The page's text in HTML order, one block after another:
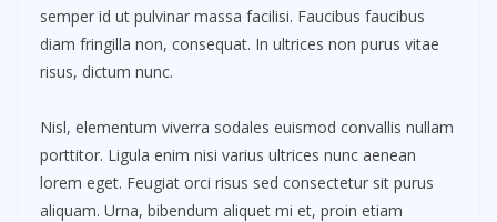
semper id ut pulvinar massa facilisi. Faucibus faucibus
diam fringilla non, consequat. In ultrices non purus vitae
risus, dictum nunc.
Nisl, elementum viverra sodales euismod convallis nullam
porttitor. Ligula enim nisi varius ultrices nunc aenean
lorem eget. Feugiat orci risus sed consectetur sit purus
aliquam. Urna, bibendum aliquet mi et, proin etiam